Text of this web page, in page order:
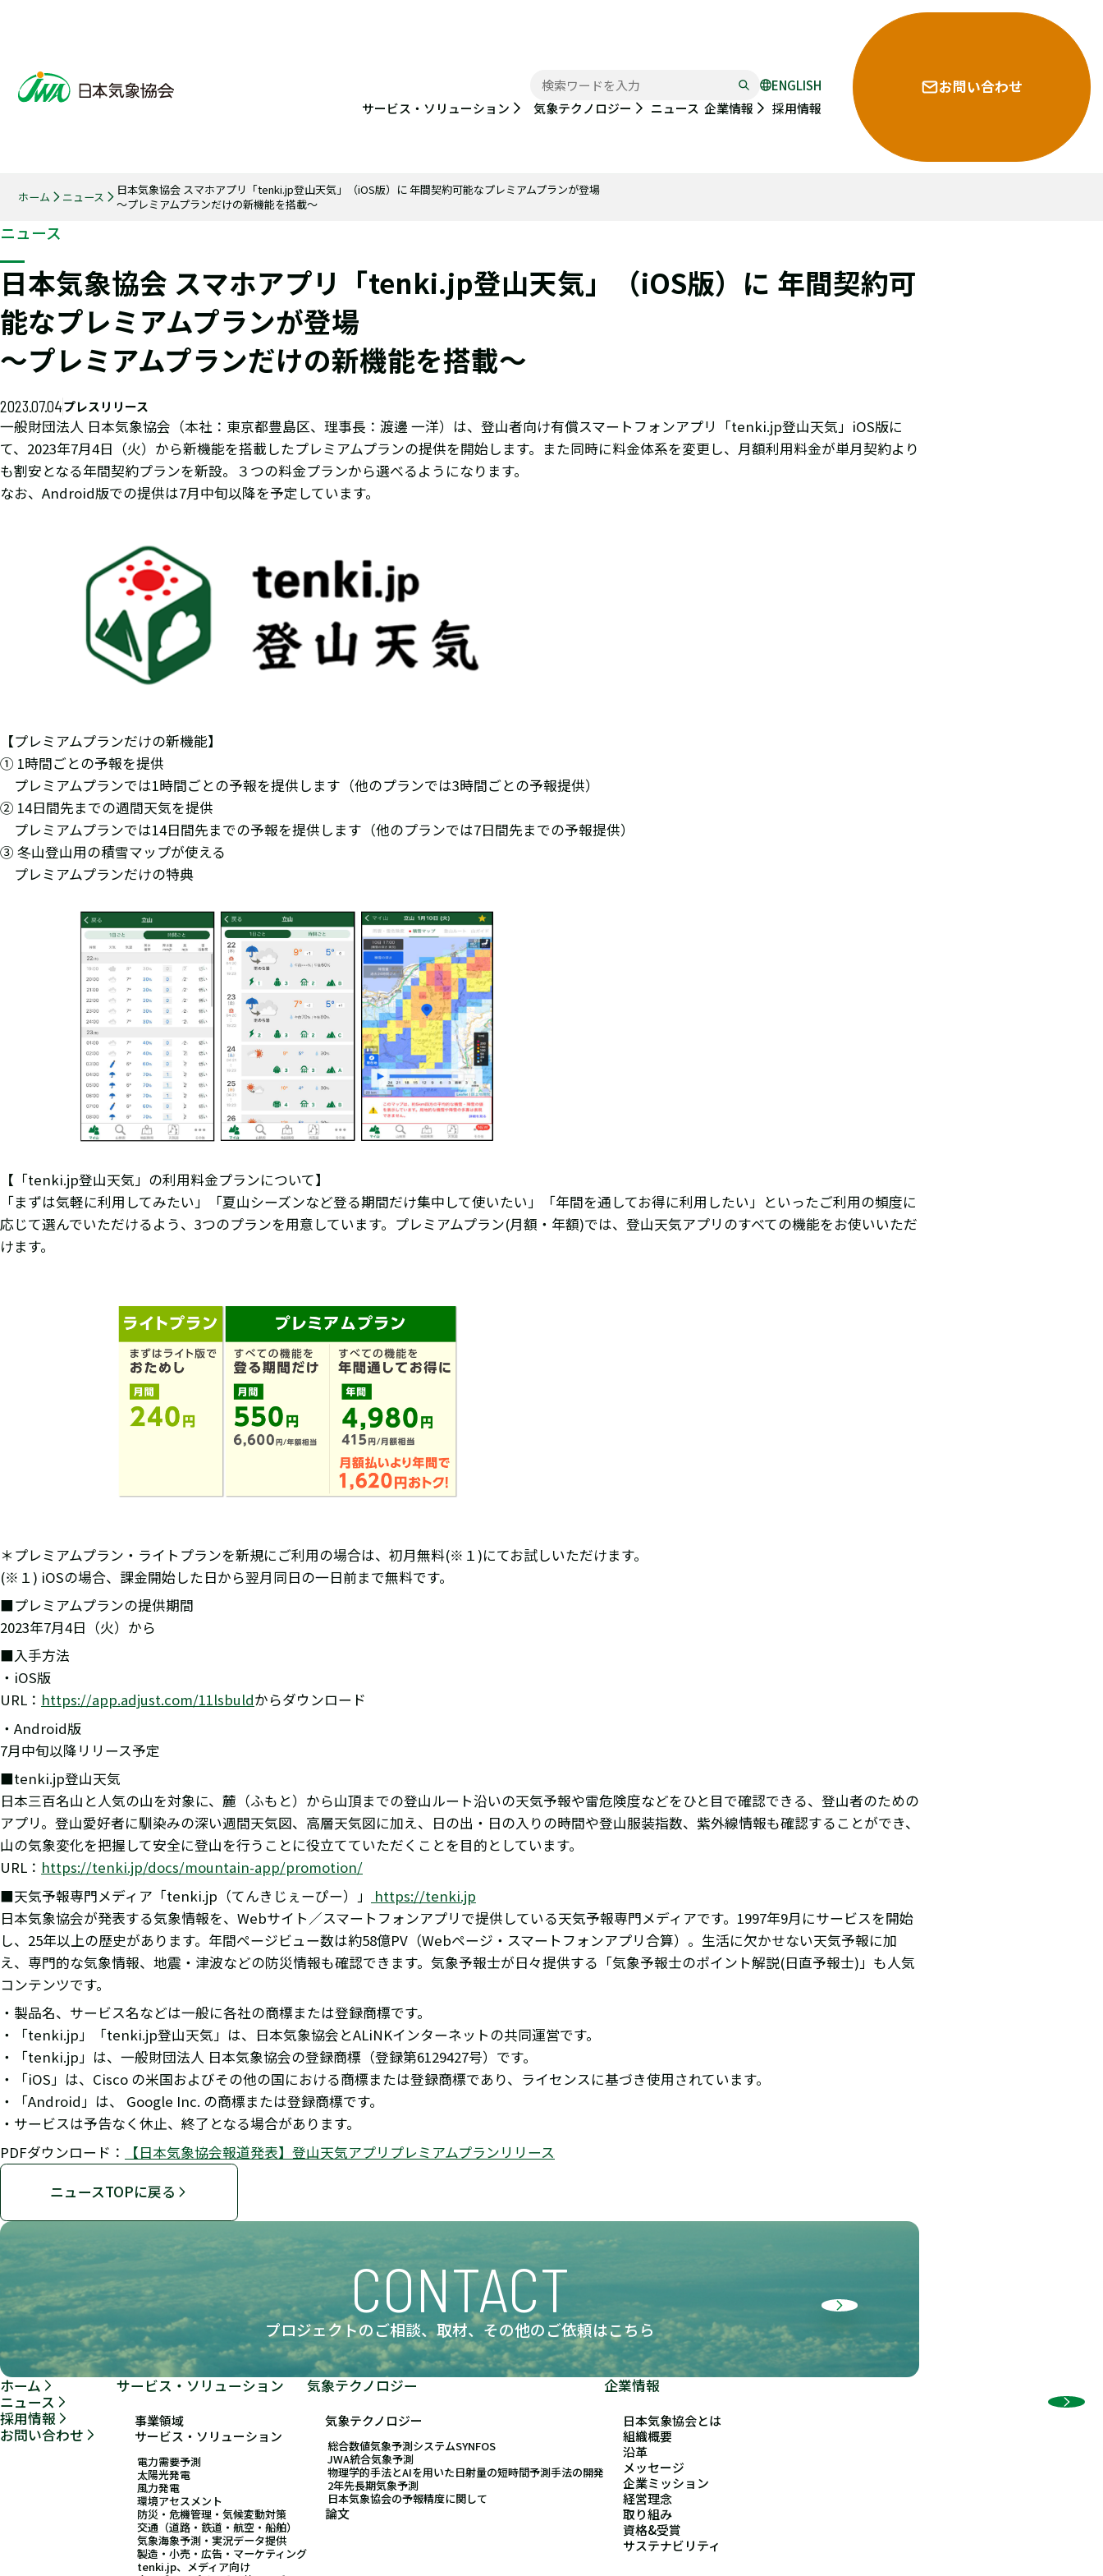
ENGLISH
サービス・ソリューション
気象テクノロジー ニュース 企業情報 採用情報
お問い合わせ
ホーム ニュース
日本気象協会 スマホアプリ「tenki.jp登山天気」（iOS版）に 年間契約可能なプレミアムプランが登場
～プレミアムプランだけの新機能を搭載～
ニュース
日本気象協会 スマホアプリ「tenki.jp登山天気」（iOS版）に 年間契約可
能なプレミアムプランが登場
～プレミアムプランだけの新機能を搭載～
2023.07.04プレスリリース
一般財団法人 日本気象協会（本社：東京都豊島区、理事長：渡邊 一洋）は、登山者向け有償スマートフォンアプリ「tenki.jp登山天気」iOS版に
て、2023年7月4日（火）から新機能を搭載したプレミアムプランの提供を開始します。また同時に料金体系を変更し、月額利用料金が単月契約より
も割安となる年間契約プランを新設。３つの料金プランから選べるようになります。
なお、Android版での提供は7月中旬以降を予定しています。
【プレミアムプランだけの新機能】
① 1時間ごとの予報を提供
プレミアムプランでは1時間ごとの予報を提供します（他のプランでは3時間ごとの予報提供）
② 14日間先までの週間天気を提供
プレミアムプランでは14日間先までの予報を提供します（他のプランでは7日間先までの予報提供）
③ 冬山登山用の積雪マップが使える
プレミアムプランだけの特典
【「tenki.jp登山天気」の利用料金プランについて】
「まずは気軽に利用してみたい」「夏山シーズンなど登る期間だけ集中して使いたい」「年間を通してお得に利用したい」といったご利用の頻度に
応じて選んでいただけるよう、3つのプランを用意しています。プレミアムプラン(月額・年額)では、登山天気アプリのすべての機能をお使いいただ
けます。
＊プレミアムプラン・ライトプランを新規にご利用の場合は、初月無料(※１)にてお試しいただけます。
(※１) iOSの場合、課金開始した日から翌月同日の一日前まで無料です。
■プレミアムプランの提供期間
2023年7月4日（火）から
■入手方法
・iOS版
URL： https://app.adjust.com/11lsbuldからダウンロード
・Android版
7月中旬以降リリース予定
■tenki.jp登山天気
日本三百名山と人気の山を対象に、麓（ふもと）から山頂までの登山ルート沿いの天気予報や雷危険度などをひと目で確認できる、登山者のための
アプリ。登山愛好者に馴染みの深い週間天気図、高層天気図に加え、日の出・日の入りの時間や登山服装指数、紫外線情報も確認することができ、
山の気象変化を把握して安全に登山を行うことに役立てていただくことを目的としています。
URL： https://tenki.jp/docs/mountain-app/promotion/
■天気予報専門メディア「tenki.jp（てんきじぇーぴー）」
https://tenki.jp
日本気象協会が発表する気象情報を、Webサイト／スマートフォンアプリで提供している天気予報専門メディアです。1997年9月にサービスを開始
し、25年以上の歴史があります。年間ページビュー数は約58億PV（Webページ・スマートフォンアプリ合算）。生活に欠かせない天気予報に加
え、専門的な気象情報、地震・津波などの防災情報も確認できます。気象予報士が日々提供する「気象予報士のポイント解説(日直予報士)」も人気
コンテンツです。
・製品名、サービス名などは一般に各社の商標または登録商標です。
・「tenki.jp」「tenki.jp登山天気」は、日本気象協会とALiNKインターネットの共同運営です。
・「tenki.jp」は、一般財団法人 日本気象協会の登録商標（登録第6129427号）です。
・「iOS」は、Cisco の米国およびその他の国における商標または登録商標であり、ライセンスに基づき使用されています。
・「Android」は、 Google Inc. の商標または登録商標です。
・サービスは予告なく休止、終了となる場合があります。
PDFダウンロード：
【日本気象協会報道発表】登山天気アプリプレミアムプランリリース
ニュースTOPに戻る
CONTACT
プロジェクトのご相談、取材、その他のご依頼はこちら
ホーム
ニュース
採用情報
お問い合わせ
サービス・ソリューション
事業領域
サービス・ソリューション
電力需要予測
太陽光発電
風力発電
環境アセスメント
防災・危機管理・気候変動対策
交通（道路・鉄道・航空・船舶）
気象海象予測・実況データ提供
製造・小売・広告・マーケティング
tenki.jp、メディア向け
気象テクノロジー
気象テクノロジー
総合数値気象予測システムSYNFOS
JWA統合気象予測
物理学的手法とAIを用いた日射量の短時間予測手法の開発
2年先長期気象予測
日本気象協会の予報精度に関して
論文
企業情報
日本気象協会とは
組織概要
沿革
メッセージ
企業ミッション
経営理念
取り組み
資格&受賞
サステナビリティ